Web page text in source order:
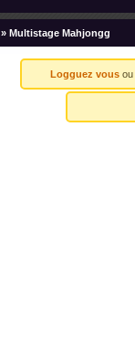
» Multistage Mahjongg
Logguez vousou